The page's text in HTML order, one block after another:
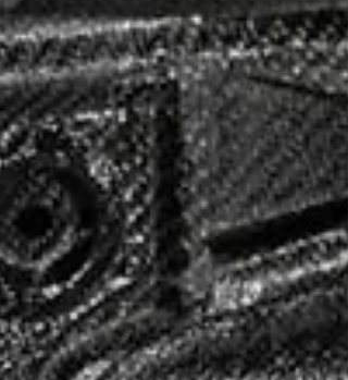
Before / After Before After 仕上がりをご覧になった
ーナー様からも「想像以上の仕上がり！」と嬉しい
言葉をいただきました✨ いつもリトルガレージをご
用いただき、ありがとうございます！ 今回のように
装だけでなく、内装のカラーカスタムもご相談可能
すので、ぜひお気軽にご相談ください😌